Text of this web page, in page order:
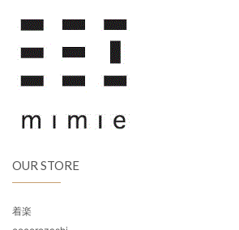
OUR STORE
着楽